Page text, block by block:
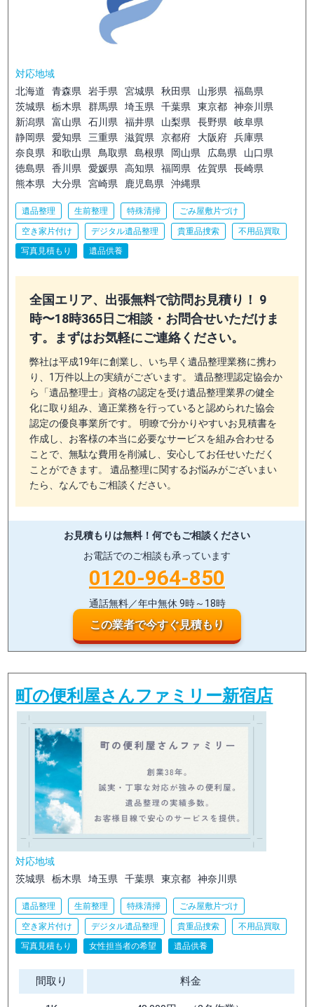
対応地域
北海道
青森県 岩手県 宮城県 秋田県 山形県
福島県
茨城県
栃木県 群馬県 埼玉県 千葉県 東京都
神奈川県
新潟県
富山県 石川県 福井県 山梨県 長野県
岐阜県
静岡県
愛知県 三重県 滋賀県 京都府 大阪府
兵庫県
奈良県
和歌山県 鳥取県 島根県 岡山県 広島県
山口県
徳島県
香川県 愛媛県 高知県 福岡県 佐賀県
長崎県
熊本県
大分県 宮崎県 鹿児島県 沖縄県
遺品整理 生前整理 特殊清掃 ごみ屋敷片づけ
空き家片付け デジタル遺品整理 貴重品捜索
不用品買取
写真見積もり
遺品供養
全国エリア、出張無料で訪問お見積り！ 9
時〜18時365日ご相談・お問合せいただけま
す。まずはお気軽にご連絡ください。
弊社は平成19年に創業し、いち早く遺品整理業務に携わ
り、1万件以上の実績がございます。 遺品整理認定協会か
ら「遺品整理士」資格の認定を受け遺品整理業界の健全
化に取り組み、適正業務を行っていると認められた協会
認定の優良事業所です。 明瞭で分かりやすいお見積書を
作成し、お客様の本当に必要なサービスを組み合わせる
ことで、無駄な費用を削減し、安心してお任せいただく
ことができます。 遺品整理に関するお悩みがございまい
たら、なんでもご相談ください。
お見積もりは無料！ 何でもご相談ください
お電話でのご相談も承っています
0120-964-850
通話無料／年中無休 9時～18時
この業者で今すぐ見積もり
町の便利屋さんファミリー新宿店
対応地域
茨城県
栃木県 埼玉県 千葉県 東京都 神奈川県
遺品整理 生前整理 特殊清掃 ごみ屋敷片づけ
空き家片付け デジタル遺品整理 貴重品捜索
不用品買取
写真見積もり
女性担当者の希望 遺品供養
間取り 料金